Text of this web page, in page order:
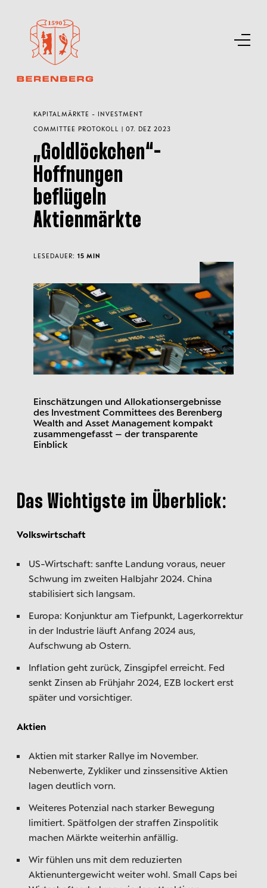
Einschätzungen und Allokationsergebnisse
des Investment Committees des Berenberg
Wealth and Asset Management kompakt
zusammengefasst – der transparente
Einblick
KAPITALMÄRKTE - INVESTMENT
COMMITTEE PROTOKOLL | 07. DEZ 2023
„Goldlöckchen“-
Hoffnungen
beflügeln
Aktienmärkte
LESEDAUER: 15 MIN
Das Wichtigste im Überblick:
Volkswirtschaft
US-Wirtschaft: sanfte Landung voraus, neuer
Schwung im zweiten Halbjahr 2024. China
stabilisiert sich langsam.
Europa: Konjunktur am Tiefpunkt, Lagerkorrektur
in der Industrie läuft Anfang 2024 aus,
Aufschwung ab Ostern.
Inflation geht zurück, Zinsgipfel erreicht. Fed
senkt Zinsen ab Frühjahr 2024, EZB lockert erst
später und vorsichtiger.
Aktien
Aktien mit starker Rallye im November.
Nebenwerte, Zykliker und zinssensitive Aktien
lagen deutlich vorn.
Weiteres Potenzial nach starker Bewegung
limitiert. Spätfolgen der straffen Zinspolitik
machen Märkte weiterhin anfällig.
Wir fühlen uns mit dem reduzierten
Aktienuntergewicht weiter wohl. Small Caps bei